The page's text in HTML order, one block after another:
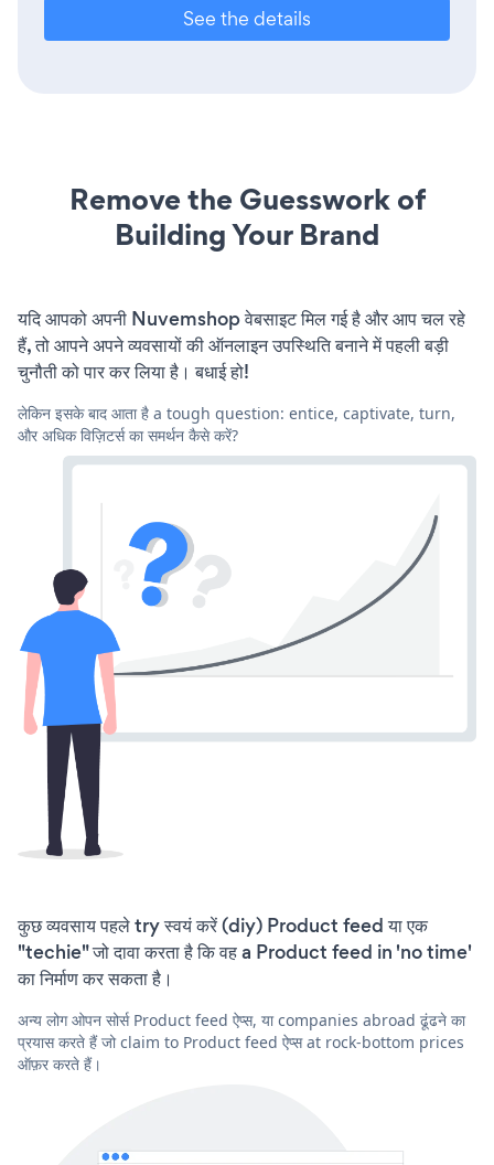
See the details
Remove the Guesswork of
Building Your Brand
यदि आपको अपनी Nuvemshop वेबसाइट मिल गई है और आप चल रहे
हैं, तो आपने अपने व्यवसायों की ऑनलाइन उपस्थिति बनाने में पहली बड़ी
चुनौती को पार कर लिया है। बधाई हो!
लेकिन इसके बाद आता है a tough question: entice, captivate, turn,
और अधिक विज़िटर्स का समर्थन कैसे करें?
कुछ व्यवसाय पहले try स्वयं करें (diy) Product feed या एक
"techie" जो दावा करता है कि वह a Product feed in 'no time'
का निर्माण कर सकता है।
अन्य लोग ओपन सोर्स Product feed ऐप्स, या companies abroad ढूंढने का
प्रयास करते हैं जो claim to Product feed ऐप्स at rock-bottom prices
ऑफ़र करते हैं।